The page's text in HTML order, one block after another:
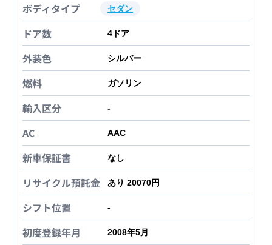
ボディタイプ セダン
ドア数 4 ドア
外装色 シルバー
燃料 ガソリン
輸入区分 -
AC AAC
新車保証書 なし
リサイクル預託金 あり 20070円
シフト位置 -
初度登録年月 2008年5月